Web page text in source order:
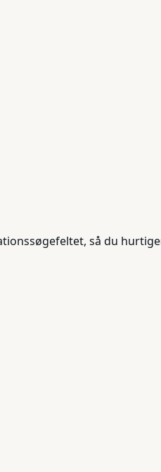
så du